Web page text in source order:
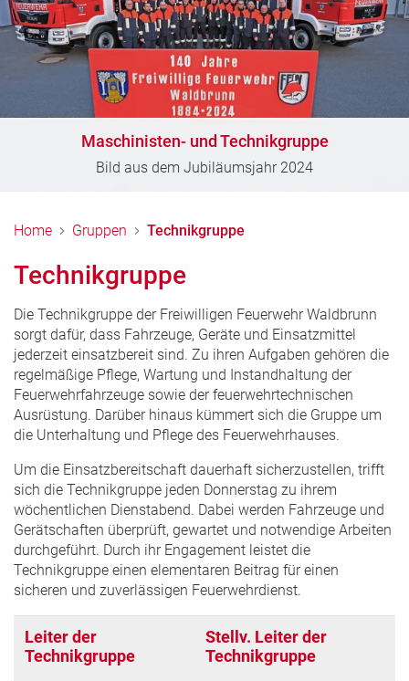
Maschinisten- und Technikgruppe
Bild aus dem Jubiläumsjahr 2024
Home Gruppen Technikgruppe
Technikgruppe
Die Technikgruppe der Freiwilligen Feuerwehr Waldbrunn
sorgt dafür, dass Fahrzeuge, Geräte und Einsatzmittel
jederzeit einsatzbereit sind. Zu ihren Aufgaben gehören die
regelmäßige Pflege, Wartung und Instandhaltung der
Feuerwehrfahrzeuge sowie der feuerwehrtechnischen
Ausrüstung. Darüber hinaus kümmert sich die Gruppe um
die Unterhaltung und Pflege des Feuerwehrhauses.
Um die Einsatzbereitschaft dauerhaft sicherzustellen, trifft
sich die Technikgruppe jeden Donnerstag zu ihrem
wöchentlichen Dienstabend. Dabei werden Fahrzeuge und
Gerätschaften überprüft, gewartet und notwendige Arbeiten
durchgeführt. Durch ihr Engagement leistet die
Technikgruppe einen elementaren Beitrag für einen
sicheren und zuverlässigen Feuerwehrdienst.
Leiter der
Technikgruppe
Stellv. Leiter der
Technikgruppe